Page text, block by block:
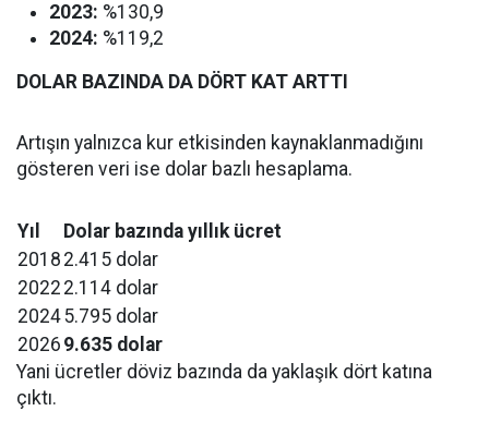
2023: %130,9
2024: %119,2
DOLAR BAZINDA DA DÖRT KAT ARTTI
Artışın yalnızca kur etkisinden kaynaklanmadığını
gösteren veri ise dolar bazlı hesaplama.
Yıl
Dolar bazında yıllık ücret
2018 2.415 dolar
2022 2.114 dolar
20245.795 dolar
2026 9.635 dolar
Yani ücretler döviz bazında da yaklaşık dört katına
çıktı.